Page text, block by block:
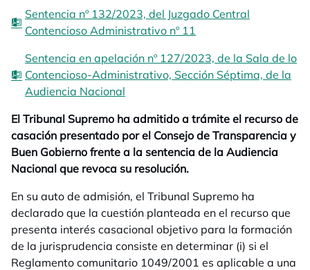
Sentencia nº 132/2023, del Juzgado Central
Contencioso Administrativo nº 11
Sentencia en apelación nº 127/2023, de la Sala de lo
Contencioso-Administrativo, Sección Séptima, de la
Audiencia Nacional
El Tribunal Supremo ha admitido a trámite el recurso de
casación presentado por el Consejo de Transparencia y
Buen Gobierno frente a la sentencia de la Audiencia
Nacional que revoca su resolución.
En su auto de admisión, el Tribunal Supremo ha
declarado que la cuestión planteada en el recurso que
presenta interés casacional objetivo para la formación
de la jurisprudencia consiste en determinar (i) si el
Reglamento comunitario 1049/2001 es aplicable a una